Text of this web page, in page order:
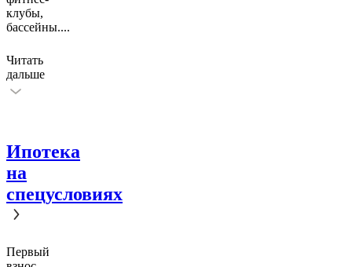
клубы,
бассейны....
Читать
дальше
Ипотека
на
спецусловиях
Первый